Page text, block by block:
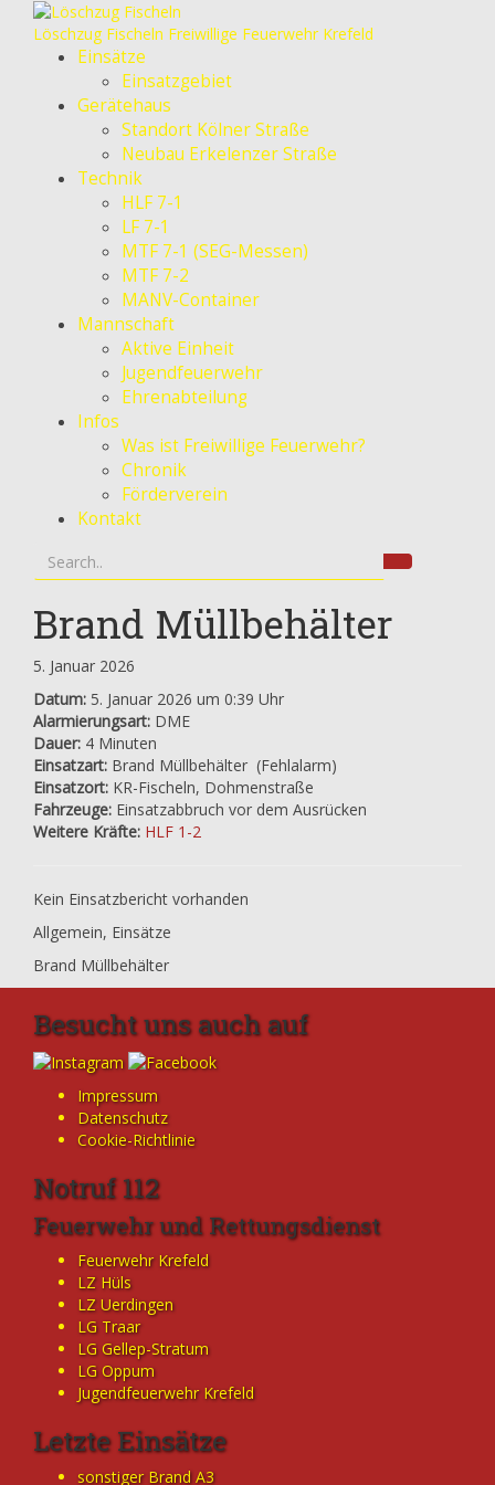
Löschzug Fischeln Freiwillige Feuerwehr Krefeld
Einsätze
Einsatzgebiet
Gerätehaus
Standort Kölner Straße
Neubau Erkelenzer Straße
Technik
HLF 7-1
LF 7-1
MTF 7-1 (SEG-Messen)
MTF 7-2
MANV-Container
Mannschaft
Aktive Einheit
Jugendfeuerwehr
Ehrenabteilung
Infos
Was ist Freiwillige Feuerwehr?
Chronik
Förderverein
Kontakt
Brand Müllbehälter
5. Januar 2026
Datum: 5. Januar 2026 um 0:39 Uhr
Alarmierungsart: DME
Dauer: 4 Minuten
Einsatzart: Brand Müllbehälter (Fehlalarm)
Einsatzort: KR-Fischeln, Dohmenstraße
Fahrzeuge: Einsatzabbruch vor dem Ausrücken
Weitere Kräfte: HLF 1-2
Kein Einsatzbericht vorhanden
Allgemein, Einsätze
Brand Müllbehälter
Besucht uns auch auf
Impressum
Datenschutz
Cookie-Richtlinie
Notruf 112
Feuerwehr und Rettungsdienst
Feuerwehr Krefeld
LZ Hüls
LZ Uerdingen
LG Traar
LG Gellep-Stratum
LG Oppum
Jugendfeuerwehr Krefeld
Letzte Einsätze
sonstiger Brand A3